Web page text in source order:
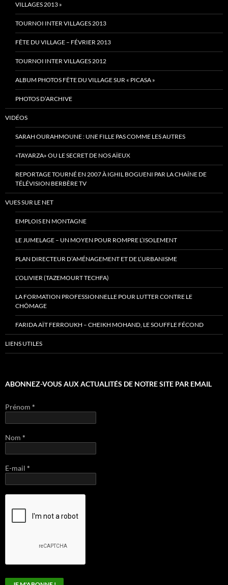
VILLAGES 2013 »
TOURNOI INTER VILLAGES 2013
FÊTE DU VILLAGE – FÉVRIER 2013
TOURNOI INTER VILLAGES 2012
ALBUM PHOTOS FÊTE DU VILLAGE SUR « PICASA »
PHOTOS D’ARCHIVE
VIDÉOS
SARAH OURAHMOUNE : UNE FILLE PAS COMME LES AUTRES
«TAYARZA» OU LE SECRET DE NOS AÏEUX
REPORTAGE TOURNÉ EN 2007 À IGHIL BOGUENI PAR LA CHAÎNE DE
TÉLÉVISION BERBÈRE TV
VUES SUR LE NET
EMPLOIS EN MONTAGNE
LE JUMELAGE – UN MOYEN POUR ROMPRE L’ISOLEMENT
PLAN DIRECTEUR D’AMÉNAGEMENT ET DE L’URBANISME
L’OLIVIER (TAZEMOURT TECHFA)
LA FORMATION PROFESSIONNELLE POUR LUTTER CONTRE LE
CHÔMAGE
FARIDA AÏT FERROUKH – CHEIKH MOHAND, LE SOUFFLE FÉCOND
LIENS UTILES
ABONNEZ-VOUS AUX ACTUALITÉS DE NOTRE SITE PAR EMAIL
Prénom *
Nom *
E-mail *